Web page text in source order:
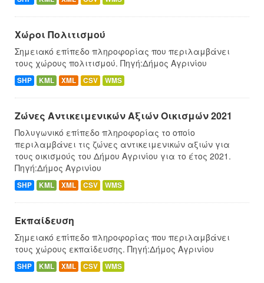
Χώροι Πολιτισμού
Σημειακό επίπεδο πληροφορίας που περιλαμβάνει
τους χώρους πολιτισμού. Πηγή:Δήμος Αγρινίου
SHP KML XML CSV WMS
Ζώνες Αντικειμενικών Αξιών Οικισμών 2021
Πολυγωνικό επίπεδο πληροφορίας το οποίο
περιλαμβάνει τις ζώνες αντικειμενικών αξιών για
τους οικισμούς του Δήμου Αγρινίου για το έτος 2021.
Πηγή:Δήμος Αγρινίου
SHP KML XML CSV WMS
Εκπαίδευση
Σημειακό επίπεδο πληροφορίας που περιλαμβάνει
τους χώρους εκπαίδευσης. Πηγή:Δήμος Αγρινίου
SHP KML XML CSV WMS